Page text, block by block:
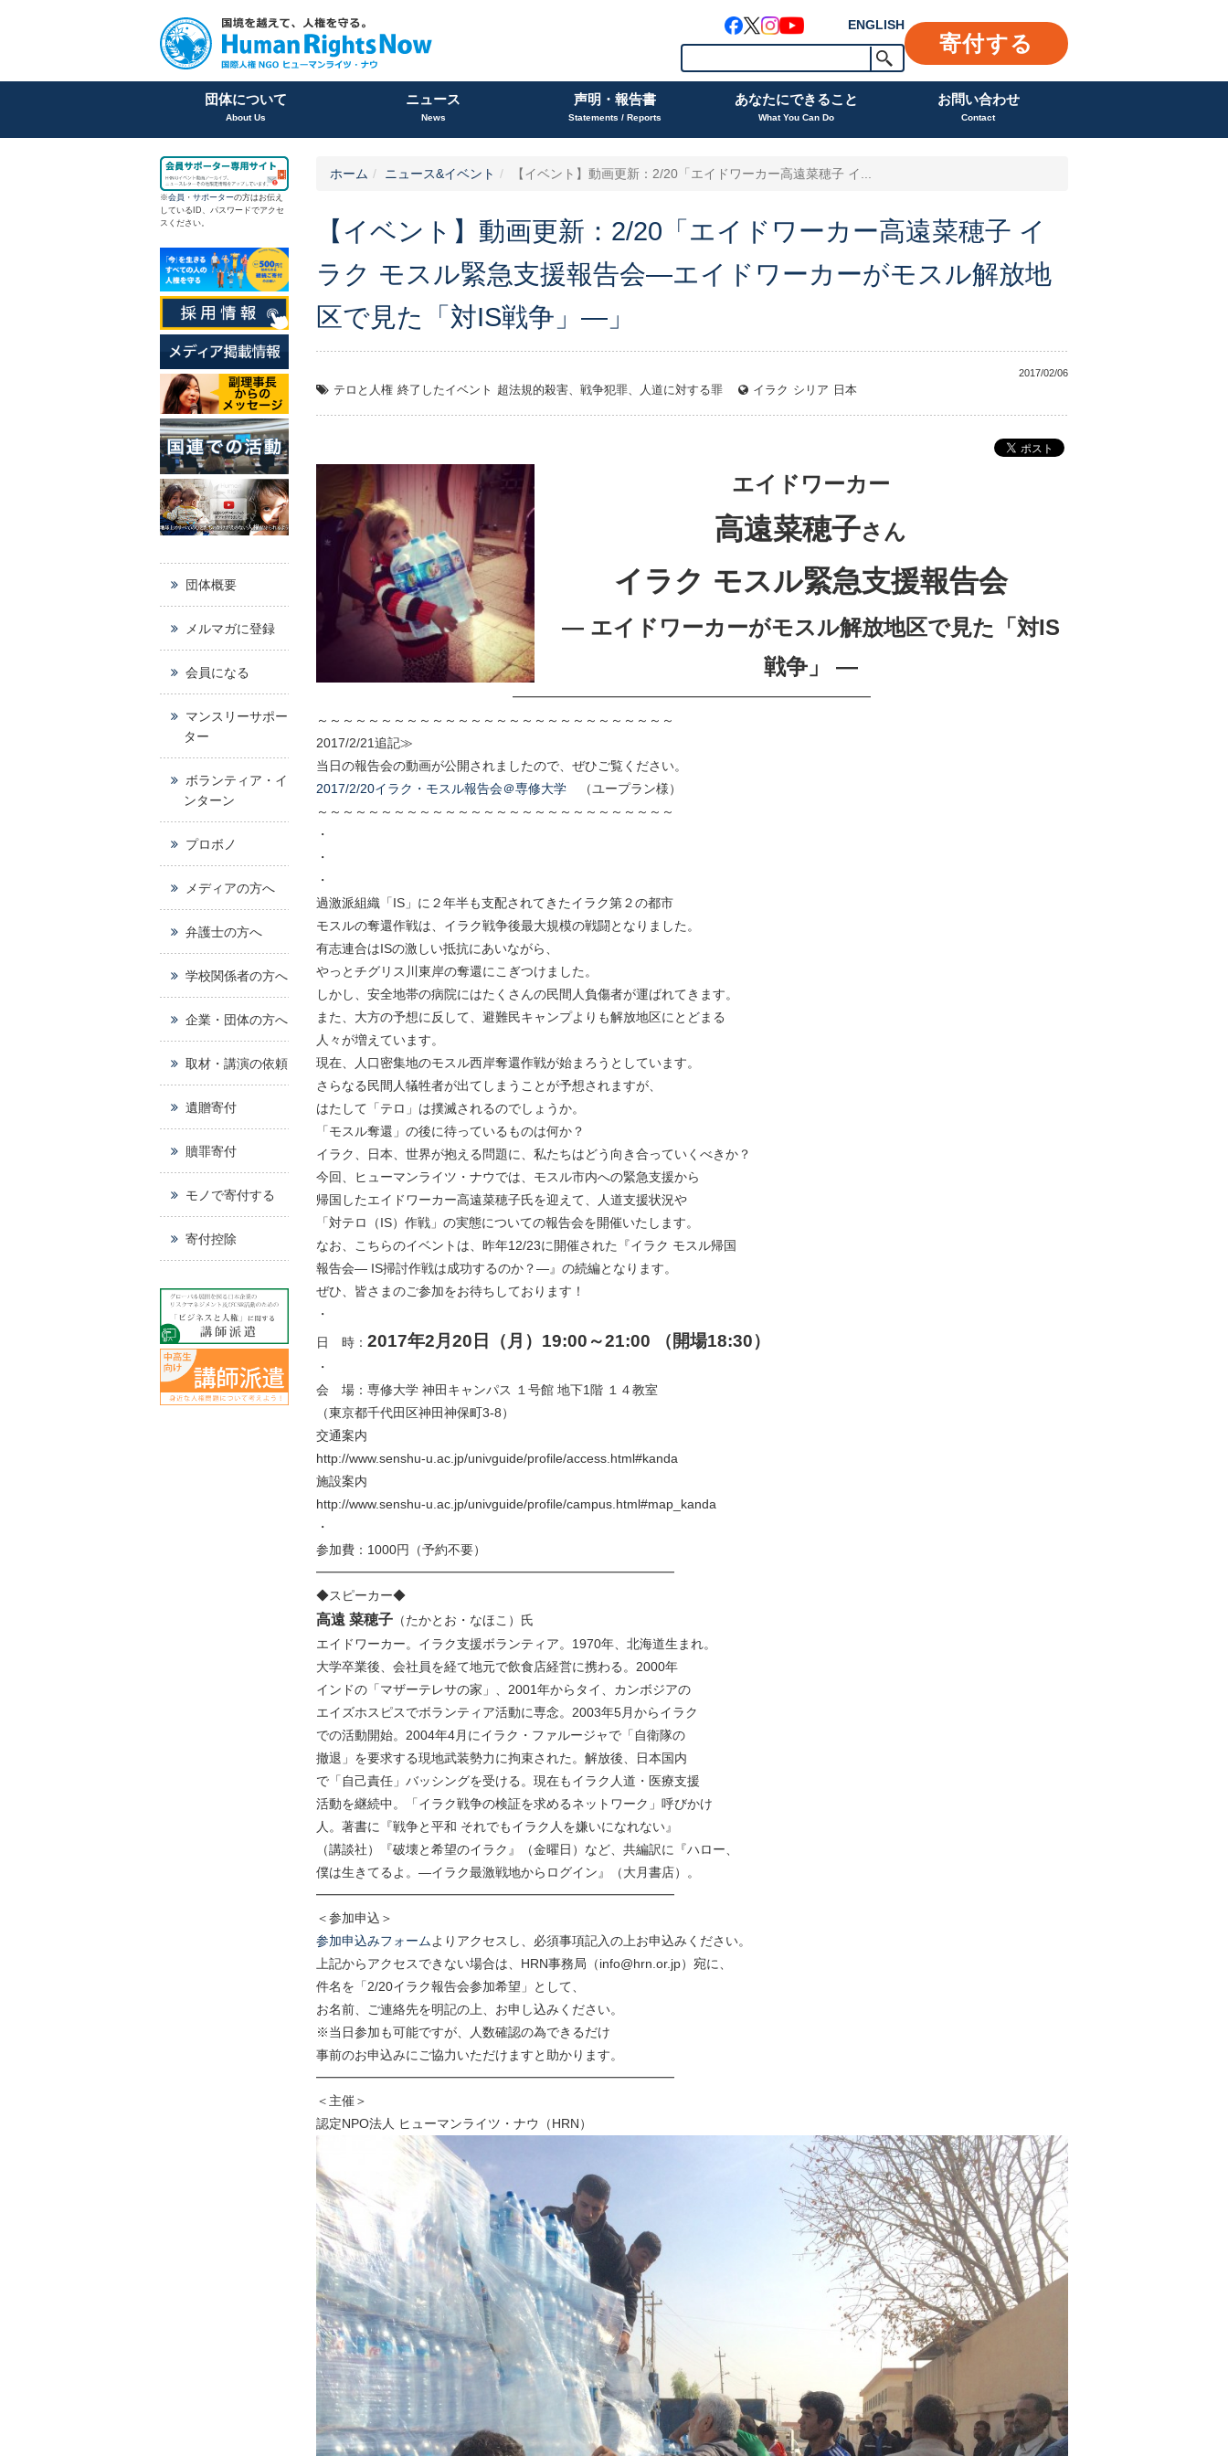
ENGLISH
寄付する
団体について
About Us
ニュース
News
声明・報告書
Statements / Reports
あなたにできること
What You Can Do
お問い合わせ
Contact
ホーム ニュース&イベント 【イベント】動画更新：2/20「エイドワーカー高遠菜穂子 イ...
【イベント】動画更新：2/20「エイドワーカー高遠菜穂子 イ
ラク モスル緊急支援報告会―エイドワーカーがモスル解放地
区で見た「対IS戦争」―」
2017/02/06
テロと人権 終了したイベント 超法規的殺害、戦争犯罪、人道に対する罪 イラク シリア 日本
エイドワーカー
高遠菜穂子さん
イラク モスル緊急支援報告会
― エイドワーカーがモスル解放地区で見た「対IS
戦争」 ―
━━━━━━━━━━━━━━━━━━━━━━━━━━━━
～～～～～～～～～～～～～～～～～～～～～～～～～～～～
2017/2/21追記≫
当日の報告会の動画が公開されましたので、ぜひご覧ください。
2017/2/20イラク・モスル報告会＠専修大学（ユープラン様）
～～～～～～～～～～～～～～～～～～～～～～～～～～～～
・
・
・
過激派組織「IS」に２年半も支配されてきたイラク第２の都市
モスルの奪還作戦は、イラク戦争後最大規模の戦闘となりました。
有志連合はISの激しい抵抗にあいながら、
やっとチグリス川東岸の奪還にこぎつけました。
しかし、安全地帯の病院にはたくさんの民間人負傷者が運ばれてきます。
また、大方の予想に反して、避難民キャンプよりも解放地区にとどまる
人々が増えています。
現在、人口密集地のモスル西岸奪還作戦が始まろうとしています。
さらなる民間人犠牲者が出てしまうことが予想されますが、
はたして「テロ」は撲滅されるのでしょうか。
「モスル奪還」の後に待っているものは何か？
イラク、日本、世界が抱える問題に、私たちはどう向き合っていくべきか？
今回、ヒューマンライツ・ナウでは、モスル市内への緊急支援から
帰国したエイドワーカー高遠菜穂子氏を迎えて、人道支援状況や
「対テロ（IS）作戦」の実態についての報告会を開催いたします。
なお、こちらのイベントは、昨年12/23に開催された『イラク モスル帰国
報告会― IS掃討作戦は成功するのか？―』の続編となります。
ぜひ、皆さまのご参加をお待ちしております！
・
日 時： 2017年2月20日（月）19:00～21:00 （開場18:30）
・
会 場：専修大学 神田キャンパス １号館 地下1階 １４教室
（東京都千代田区神田神保町3-8）
交通案内
http://www.senshu-u.ac.jp/univguide/profile/access.html#kanda
施設案内
http://www.senshu-u.ac.jp/univguide/profile/campus.html#map_kanda
・
参加費：1000円（予約不要）
━━━━━━━━━━━━━━━━━━━━━━━━━━━━
◆スピーカー◆
高遠 菜穂子（たかとお・なほこ）氏
エイドワーカー。イラク支援ボランティア。1970年、北海道生まれ。
大学卒業後、会社員を経て地元で飲食店経営に携わる。2000年
インドの「マザーテレサの家」、2001年からタイ、カンボジアの
エイズホスピスでボランティア活動に専念。2003年5月からイラク
での活動開始。2004年4月にイラク・ファルージャで「自衛隊の
撤退」を要求する現地武装勢力に拘束された。解放後、日本国内
で「自己責任」バッシングを受ける。現在もイラク人道・医療支援
活動を継続中。「イラク戦争の検証を求めるネットワーク」呼びかけ
人。著書に『戦争と平和 それでもイラク人を嫌いになれない』
（講談社）『破壊と希望のイラク』（金曜日）など、共編訳に『ハロー、
僕は生きてるよ。―イラク最激戦地からログイン』（大月書店）。
━━━━━━━━━━━━━━━━━━━━━━━━━━━━
＜参加申込＞
参加申込みフォームよりアクセスし、必須事項記入の上お申込みください。
上記からアクセスできない場合は、HRN事務局（info@hrn.or.jp）宛に、
件名を「2/20イラク報告会参加希望」として、
お名前、ご連絡先を明記の上、お申し込みください。
※当日参加も可能ですが、人数確認の為できるだけ
事前のお申込みにご協力いただけますと助かります。
━━━━━━━━━━━━━━━━━━━━━━━━━━━━
＜主催＞
認定NPO法人 ヒューマンライツ・ナウ（HRN）
※会員 ・ サポーターの方はお伝え
しているID、パスワードでアクセ
スください。
団体概要
メルマガに登録
会員になる
マンスリーサポー
ター
ボランティア・イ
ンターン
プロボノ
メディアの方へ
弁護士の方へ
学校関係者の方へ
企業・団体の方へ
取材・講演の依頼
遺贈寄付
贖罪寄付
モノで寄付する
寄付控除